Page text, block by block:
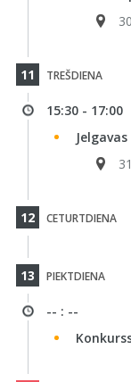
11 TREŠDIENA
15:30 - 17:00
12 CETURTDIENA
13 PIEKTDIENA
-- : --